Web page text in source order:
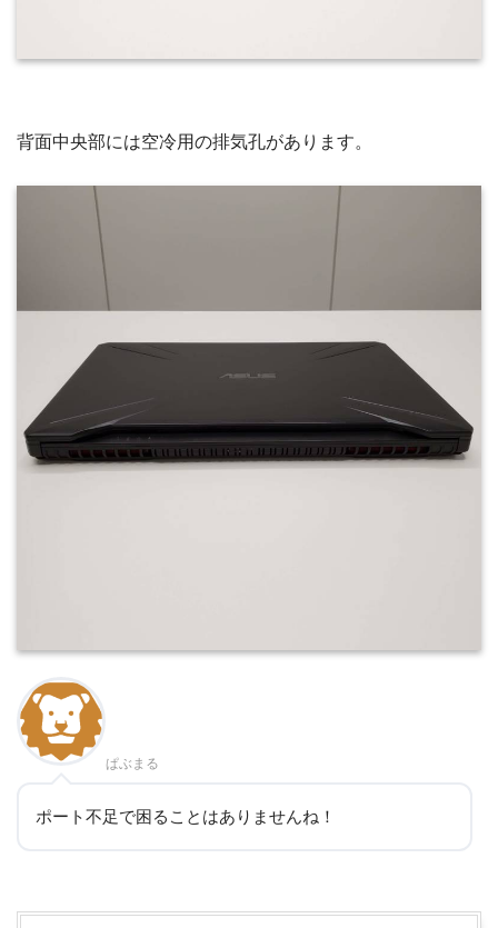
背面中央部には空冷用の排気孔があります。
ぱぶまる
ポート不足で困ることはありませんね！